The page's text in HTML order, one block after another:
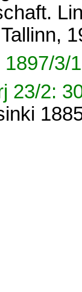
3/
23/2: